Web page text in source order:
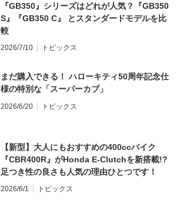
『GB350』シリーズはどれが人気？『GB350
S』『GB350 C』 とスタンダードモデルを比
較
2026/7/10 トピックス
まだ購入できる！ ハローキティ50周年記念仕
様の特別な「スーパーカブ」
2026/6/20 トピックス
【新型】大人にもおすすめの400ccバイク
『CBR400R』がHonda E-Clutchを新搭載!?
足つき性の良さも人気の理由ひとつです！
2026/6/1 トピックス